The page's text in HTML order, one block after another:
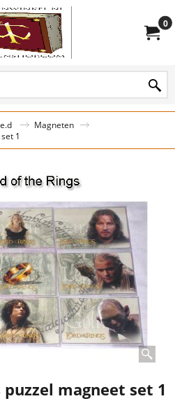
0
Magneten
1
magneet set 1